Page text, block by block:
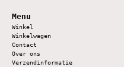
Menu
Winkel
Winkelwagen
Contact
Over ons
Verzendinformatie